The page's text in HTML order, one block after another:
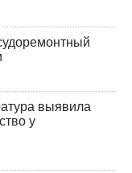
выявила
у